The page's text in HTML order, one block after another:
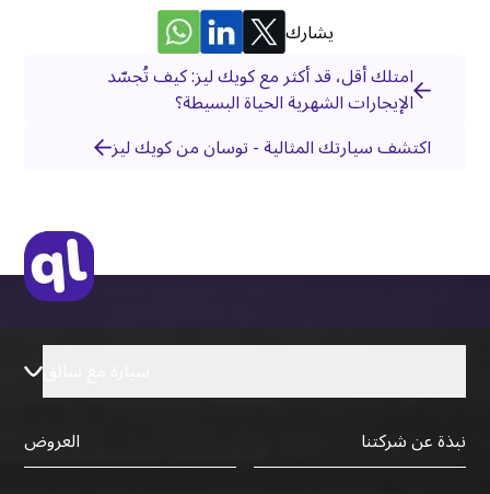
يشارك
امتلك أقل، قد أكثر مع كويك ليز: كيف تُجسّد
الإيجارات الشهرية الحياة البسيطة؟
اكتشف سيارتك المثالية - توسان من كويك ليز
نبذة عن شركتنا
العروض